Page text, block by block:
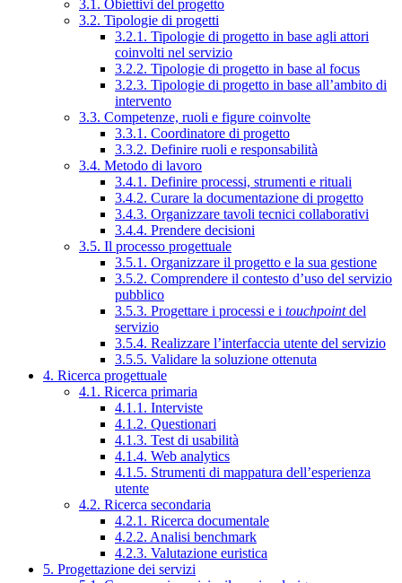
3.1. Obiettivi del progetto
3.2. Tipologie di progetti
3.2.1. Tipologie di progetto in base agli attori
coinvolti nel servizio
3.2.2. Tipologie di progetto in base al focus
3.2.3. Tipologie di progetto in base all’ambito di
intervento
3.3. Competenze, ruoli e figure coinvolte
3.3.1. Coordinatore di progetto
3.3.2. Definire ruoli e responsabilità
3.4. Metodo di lavoro
3.4.1. Definire processi, strumenti e rituali
3.4.2. Curare la documentazione di progetto
3.4.3. Organizzare tavoli tecnici collaborativi
3.4.4. Prendere decisioni
3.5. Il processo progettuale
3.5.1. Organizzare il progetto e la sua gestione
3.5.2. Comprendere il contesto d’uso del servizio
pubblico
3.5.3. Progettare i processi e i touchpointdel
servizio
3.5.4. Realizzare l’interfaccia utente del servizio
3.5.5. Validare la soluzione ottenuta
4. Ricerca progettuale
4.1. Ricerca primaria
4.1.1. Interviste
4.1.2. Questionari
4.1.3. Test di usabilità
4.1.4. Web analytics
4.1.5. Strumenti di mappatura dell’esperienza
utente
4.2. Ricerca secondaria
4.2.1. Ricerca documentale
4.2.2. Analisi benchmark
4.2.3. Valutazione euristica
5. Progettazione dei servizi